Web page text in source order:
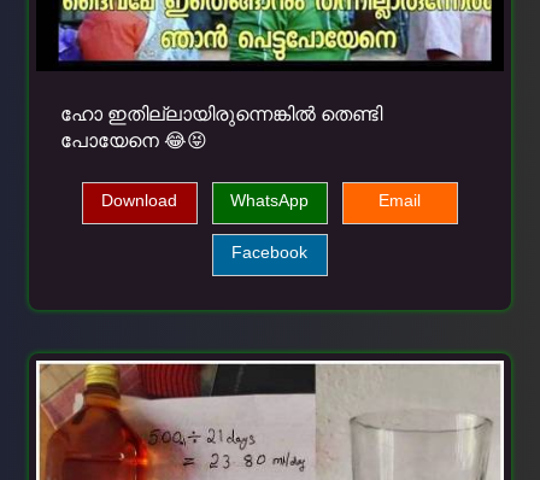
ഹോ ഇതില്ലായിരുന്നെങ്കിൽ തെണ്ടി
പോയേനെ 😂😝
Download WhatsApp Email
Facebook